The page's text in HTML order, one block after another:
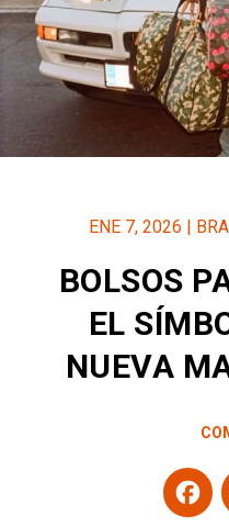
BOLSOS
EL
NUEVA
ENE 7, 2026 |